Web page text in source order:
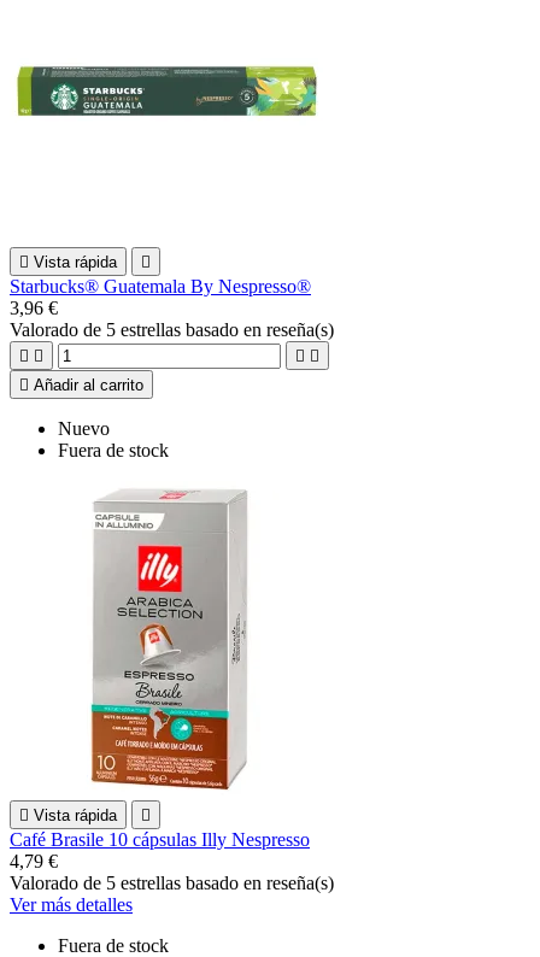
 Vista rápida 
Starbucks® Guatemala By Nespresso®
3,96 €
Valorado de 5 estrellas basado en reseña(s)
   
 Añadir al carrito
Nuevo
Fuera de stock
 Vista rápida 
Café Brasile 10 cápsulas Illy Nespresso
4,79 €
Valorado de 5 estrellas basado en reseña(s)
Ver más detalles
Fuera de stock